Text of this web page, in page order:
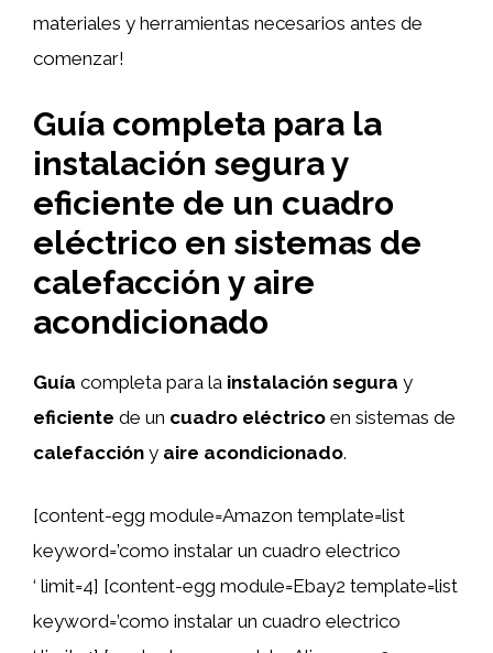
materiales y herramientas necesarios antes de
comenzar!
Guía completa para la
instalación segura y
eficiente de un cuadro
eléctrico en sistemas de
calefacción y aire
acondicionado
Guía completa para la instalación segura y
eficiente de un cuadro eléctrico en sistemas de
calefacción y aire acondicionado.
[content-egg module=Amazon template=list
keyword=’como instalar un cuadro electrico
‘ limit=4] [content-egg module=Ebay2 template=list
keyword=’como instalar un cuadro electrico